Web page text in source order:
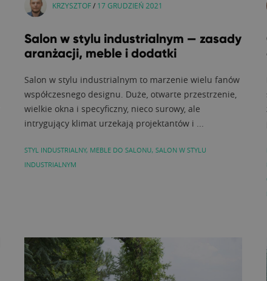
KRZYSZTOF/ 17 GRUDZIEŃ 2021
Salon w stylu industrialnym — zasady
aranżacji, meble i dodatki
Salon w stylu industrialnym to marzenie wielu fanów
współczesnego designu. Duże, otwarte przestrzenie,
wielkie okna i specyficzny, nieco surowy, ale
intrygujący klimat urzekają projektantów i ...
STYL INDUSTRIALNY, MEBLE DO SALONU, SALON W STYLU
INDUSTRIALNYM